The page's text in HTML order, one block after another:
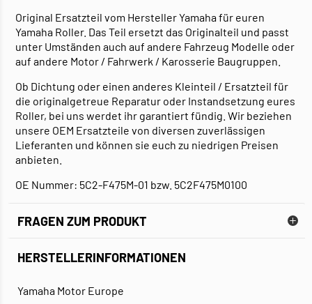
Original Ersatzteil vom Hersteller Yamaha für euren
Yamaha Roller. Das Teil ersetzt das Originalteil und passt
unter Umständen auch auf andere Fahrzeug Modelle oder
auf andere Motor / Fahrwerk / Karosserie Baugruppen.
Ob Dichtung oder einen anderes Kleinteil / Ersatzteil für
die originalgetreue Reparatur oder Instandsetzung eures
Roller, bei uns werdet ihr garantiert fündig. Wir beziehen
unsere OEM Ersatzteile von diversen zuverlässigen
Lieferanten und können sie euch zu niedrigen Preisen
anbieten.
OE Nummer: 5C2-F475M-01 bzw. 5C2F475M0100
FRAGEN ZUM PRODUKT
HERSTELLERINFORMATIONEN
Yamaha Motor Europe